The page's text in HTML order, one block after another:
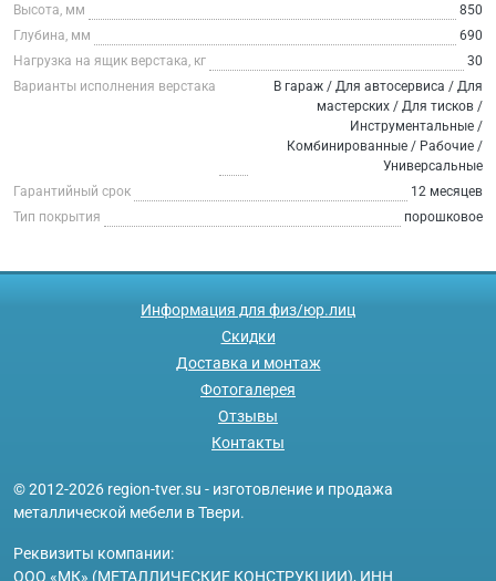
Высота, мм
850
Глубина, мм
690
Нагрузка на ящик верстака, кг
30
Варианты исполнения верстака
В гараж / Для автосервиса / Для
мастерских / Для тисков /
Инструментальные /
Комбинированные / Рабочие /
Универсальные
Гарантийный срок
12 месяцев
Тип покрытия
порошковое
Информация для физ/юр.лиц
Скидки
Доставка и монтаж
Фотогалерея
Отзывы
Контакты
© 2012-2026 region-tver.su - изготовление и продажа
металлической мебели в Твери.
Реквизиты компании:
ООО «МК» (МЕТАЛЛИЧЕСКИЕ КОНСТРУКЦИИ), ИНН